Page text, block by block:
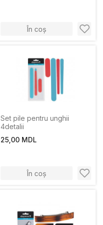
În coș
Set pile pentru unghii
4detalii
25,00 MDL
În coș